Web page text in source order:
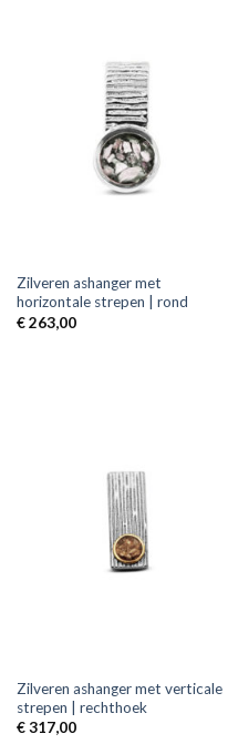
Zilveren ashanger met
horizontale strepen | rond
€263,00
Zilveren ashanger met verticale
strepen | rechthoek
€317,00